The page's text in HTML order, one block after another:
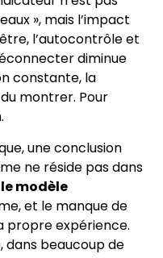
», mais l’impact
l’autocontrôle et
diminue
constante, la
montrer. Pour
une conclusion
ne réside pas dans
le modèle
et le manque de
propre expérience.
dans beaucoup de